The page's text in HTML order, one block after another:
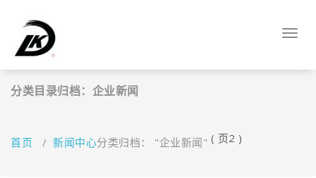
分类目录归档：企业新闻
首页 / 新闻中心分类归档： "企业新闻" ( 页2 )